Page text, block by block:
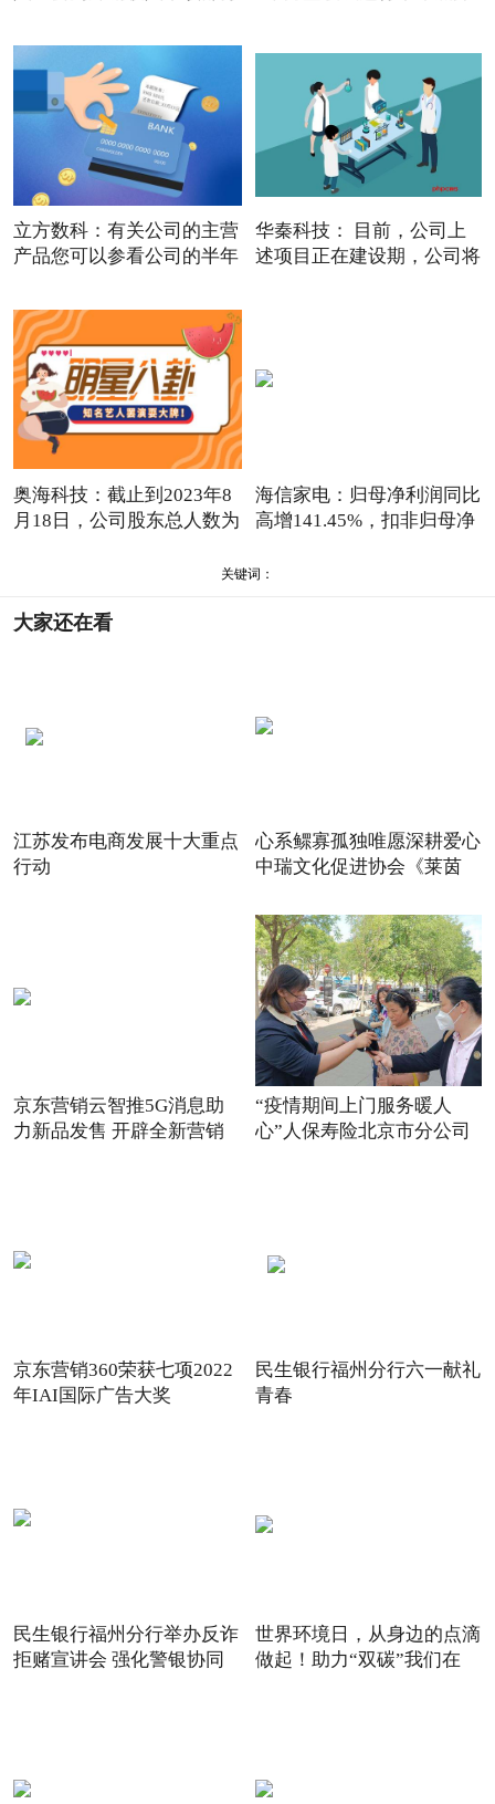
立方数科：有关公司的主营
产品您可以参看公司的半年
华秦科技： 目前，公司上
述项目正在建设期，公司将
奥海科技：截止到2023年8
月18日，公司股东总人数为
海信家电：归母净利润同比
高增141.45%，扣非归母净
关键词：
大家还在看
江苏发布电商发展十大重点
行动
心系鳏寡孤独唯愿深耕爱心
中瑞文化促进协会《莱茵
京东营销云智推5G消息助
力新品发售 开辟全新营销
“疫情期间上门服务暖人
心”人保寿险北京市分公司
京东营销360荣获七项2022
年IAI国际广告大奖
民生银行福州分行六一献礼
青春
民生银行福州分行举办反诈
拒赌宣讲会 强化警银协同
世界环境日，从身边的点滴
做起！助力“双碳”我们在